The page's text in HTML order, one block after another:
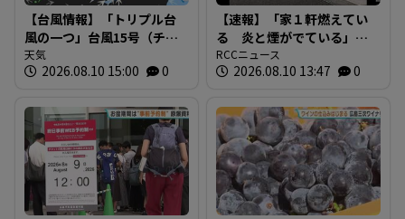
【台風情報】「トリプル台
風の一つ」台風15号（チャ
ンホン）は「山の日（11
日）」に関東地方へ上陸
ュレーション
天気
2026.08.10 15:00 0
【速報】「家１軒燃えてい
る 炎と煙がでている」
広島市安芸区畑賀で火災
現在消火活動中
RCCニュース
2026.08.10 13:47 0